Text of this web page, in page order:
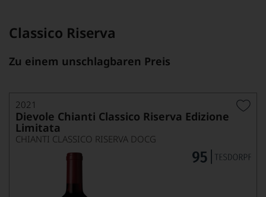
Classico Riserva
Zu einem unschlagbaren Preis
2021
Dievole Chianti Classico Riserva Edizione
Limitata
CHIANTI CLASSICO RISERVA DOCG